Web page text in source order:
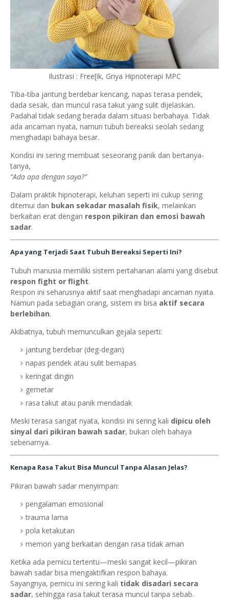
Ilustrasi : Free[ik, Griya Hipnoterapi MPC
Tiba-tiba jantung berdebar kencang, napas terasa pendek,
dada sesak, dan muncul rasa takut yang sulit dijelaskan.
Padahal tidak sedang berada dalam situasi berbahaya. Tidak
ada ancaman nyata, namun tubuh bereaksi seolah sedang
menghadapi bahaya besar.
Kondisi ini sering membuat seseorang panik dan bertanya-
tanya,
“Ada apa dengan saya?”
Dalam praktik hipnoterapi, keluhan seperti ini cukup sering
ditemui dan bukan sekadar masalah fisik, melainkan
berkaitan erat dengan respon pikiran dan emosi bawah
sadar.
Apa yang Terjadi Saat Tubuh Bereaksi Seperti Ini?
Tubuh manusia memiliki sistem pertahanan alami yang disebut
respon fight or flight.
Respon ini seharusnya aktif saat menghadapi ancaman nyata.
Namun pada sebagian orang, sistem ini bisa aktif secara
berlebihan.
Akibatnya, tubuh memunculkan gejala seperti:
jantung berdebar (deg-degan)
napas pendek atau sulit bernapas
keringat dingin
gemetar
rasa takut atau panik mendadak
Meski terasa sangat nyata, kondisi ini sering kali dipicu oleh
sinyal dari pikiran bawah sadar, bukan oleh bahaya
sebenarnya.
Kenapa Rasa Takut Bisa Muncul Tanpa Alasan Jelas?
Pikiran bawah sadar menyimpan:
pengalaman emosional
trauma lama
pola ketakutan
memori yang berkaitan dengan rasa tidak aman
Ketika ada pemicu tertentu—meski sangat kecil—pikiran
bawah sadar bisa mengaktifkan respon bahaya.
Sayangnya, pemicu ini sering kali tidak disadari secara
sadar, sehingga rasa takut terasa muncul tanpa sebab.